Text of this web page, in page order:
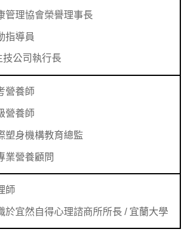
管理協會榮譽理事長
指導員
技公司執行長
營養師
營養師
塑身機構教育總監
業營養顧問
師
於宜然自得心理諮商所所長 / 宜蘭大學